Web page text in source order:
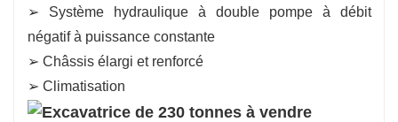
➢ Système hydraulique à double pompe à débit
négatif à puissance constante
➢ Châssis élargi et renforcé
➢ Climatisation